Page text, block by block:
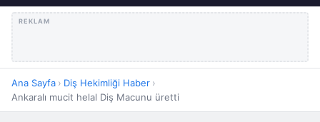
REKLAM
Ana Sayfa › Diş Hekimliği Haber ›
Ankaralı mucit helal Diş Macunu üretti